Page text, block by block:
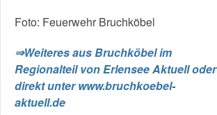
Foto: Feuerwehr Bruchköbel
⇒Weiteres aus Bruchköbel im
Regionalteil von Erlensee Aktuell oder
direkt unter www.bruchkoebel-
aktuell.de